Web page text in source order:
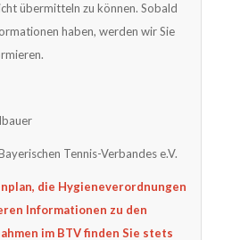
übermitteln zu können. Sobald
haben, werden wir Sie
Tennis-Verbandes e.V.
die Hygieneverordnungen
Informationen zu den
im BTV finden Sie stets